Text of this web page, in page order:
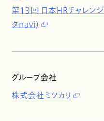
第13回 日本HRチャレン
タnavi)
グループ会社
株式会社ミツカリ